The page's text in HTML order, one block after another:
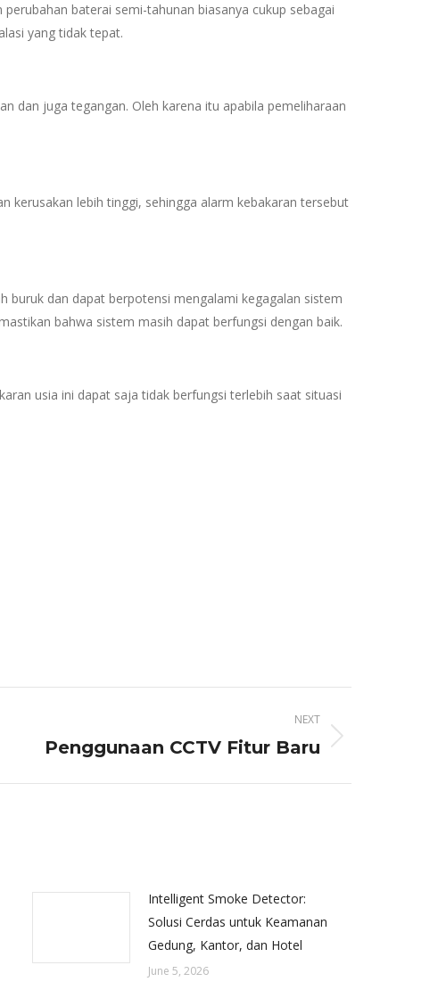
baterai semi-tahunan biasanya cukup sebagai
yang tidak tepat.
dan juga tegangan. Oleh karena itu apabila pemeliharaan
kerusakan lebih tinggi, sehingga alarm kebakaran tersebut
buruk dan dapat berpotensi mengalami kegagalan sistem
bahwa sistem masih dapat berfungsi dengan baik.
usia ini dapat saja tidak berfungsi terlebih saat situasi
NEXT
Penggunaan CCTV Fitur Baru
Intelligent Smoke Detector:
Solusi Cerdas untuk Keamanan
Gedung, Kantor, dan Hotel
June 5, 2026